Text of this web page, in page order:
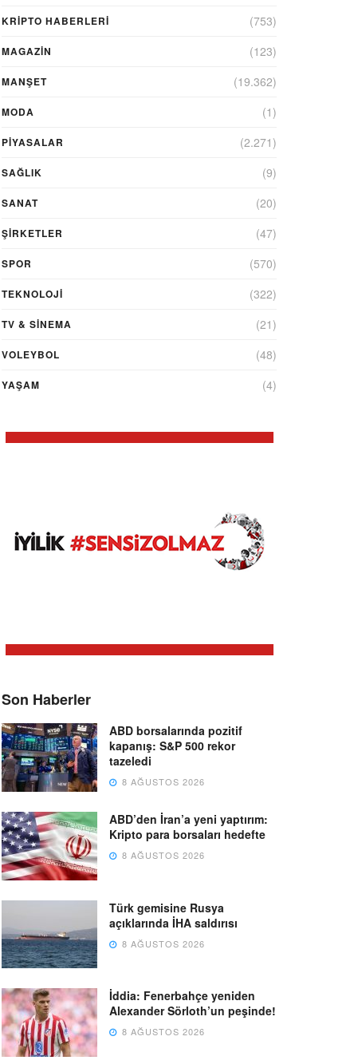
KRIPTO HABERLERI (753)
MAGAZİN (123)
MANŞET (19.362)
MODA (1)
PİYASALAR (2.271)
SAĞLIK (9)
SANAT (20)
ŞIRKETLER (47)
SPOR (570)
TEKNOLOJİ (322)
TV & SINEMA (21)
VOLEYBOL (48)
YAŞAM (4)
Son Haberler
ABD borsalarında pozitif
kapanış: S&P 500 rekor
tazeledi
8 AĞUSTOS 2026
ABD’den İran’a yeni yaptırım:
Kripto para borsaları hedefte
8 AĞUSTOS 2026
Türk gemisine Rusya
açıklarında İHA saldırısı
8 AĞUSTOS 2026
İddia: Fenerbahçe yeniden
Alexander Sörloth’un peşinde!
8 AĞUSTOS 2026